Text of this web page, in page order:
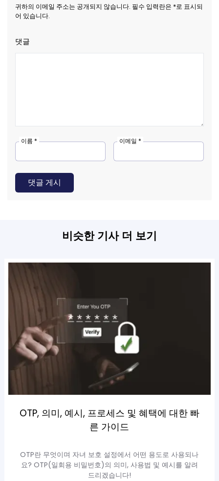
귀하의 이메일 주소는 공개되지 않습니다. 필수 입력란은 *로 표시되
어 있습니다.
댓글
이름 * 이메일 *
댓글 게시
비슷한 기사 더 보기
OTP, 의미, 예시, 프로세스 및 혜택에 대한 빠
른 가이드
OTP란 무엇이며 자녀 보호 설정에서 어떤 용도로 사용되나
요? OTP(일회용 비밀번호)의 의미, 사용법 및 예시를 알려
드리겠습니다!